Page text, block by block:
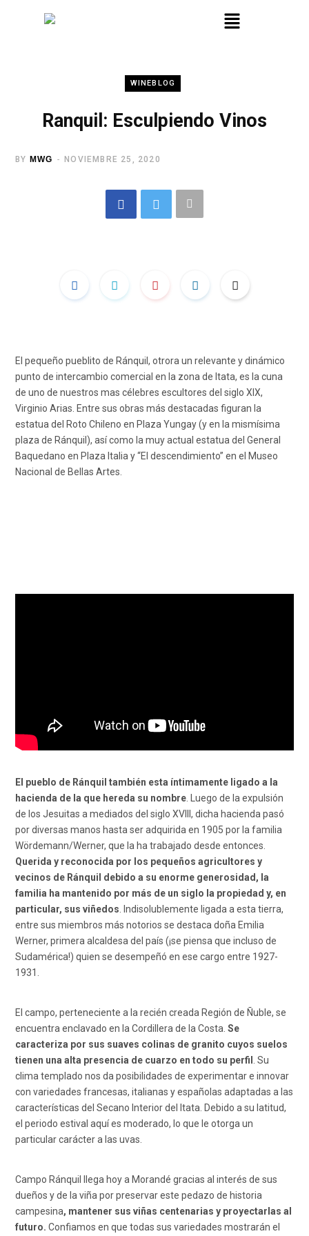
WINEBLOG
Ranquil: Esculpiendo Vinos
BY MWG NOVIEMBRE 25, 2020
El pequeño pueblito de Ránquil, otrora un relevante y dinámico
punto de intercambio comercial en la zona de Itata, es la cuna
de uno de nuestros mas célebres escultores del siglo XIX,
Virginio Arias. Entre sus obras más destacadas figuran la
estatua del Roto Chileno en Plaza Yungay (y en la mismísima
plaza de Ránquil), así como la muy actual estatua del General
Baquedano en Plaza Italia y “El descendimiento” en el Museo
Nacional de Bellas Artes.
El pueblo de Ránquil también esta íntimamente ligado a la
hacienda de la que hereda su nombre . Luego de la expulsión
de los Jesuitas a mediados del siglo XVIII, dicha hacienda pasó
por diversas manos hasta ser adquirida en 1905 por la familia
Wördemann/Werner, que la ha trabajado desde entonces.
Querida y reconocida por los pequeños agricultores y
vecinos de Ránquil debido a su enorme generosidad, la
familia ha mantenido por más de un siglo la propiedad y, en
particular, sus viñedos . Indisolublemente ligada a esta tierra,
entre sus miembros más notorios se destaca doña Emilia
Werner, primera alcaldesa del país (¡se piensa que incluso de
Sudamérica!) quien se desempeñó en ese cargo entre 1927-
1931.
El campo, perteneciente a la recién creada Región de Ñuble, se
encuentra enclavado en la Cordillera de la Costa. Se
caracteriza por sus suaves colinas de granito cuyos suelos
tienen una alta presencia de cuarzo en todo su perfil
. Su
clima templado nos da posibilidades de experimentar e innovar
con variedades francesas, italianas y españolas adaptadas a las
características del Secano Interior del Itata. Debido a su latitud,
el periodo estival aquí es moderado, lo que le otorga un
particular carácter a las uvas.
Campo Ránquil llega hoy a Morandé gracias al interés de sus
dueños y de la viña por preservar este pedazo de historia
campesina, mantener sus viñas centenarias y proyectarlas al
futuro. Confiamos en que todas sus variedades mostrarán el